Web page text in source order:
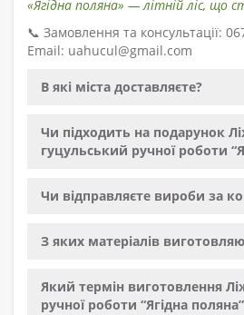
«Ягідна поляна» — літній ліс, що
📞 Замовлення та консультації:
Email: uahucul@gmail.com
В які міста доставляєте?
Чи підходить на подарунок
гуцульський ручної роботи
Чи відправляєте вироби за
З яких матеріалів
Який термін виготовлення
ручної роботи “Ягідна поляна”